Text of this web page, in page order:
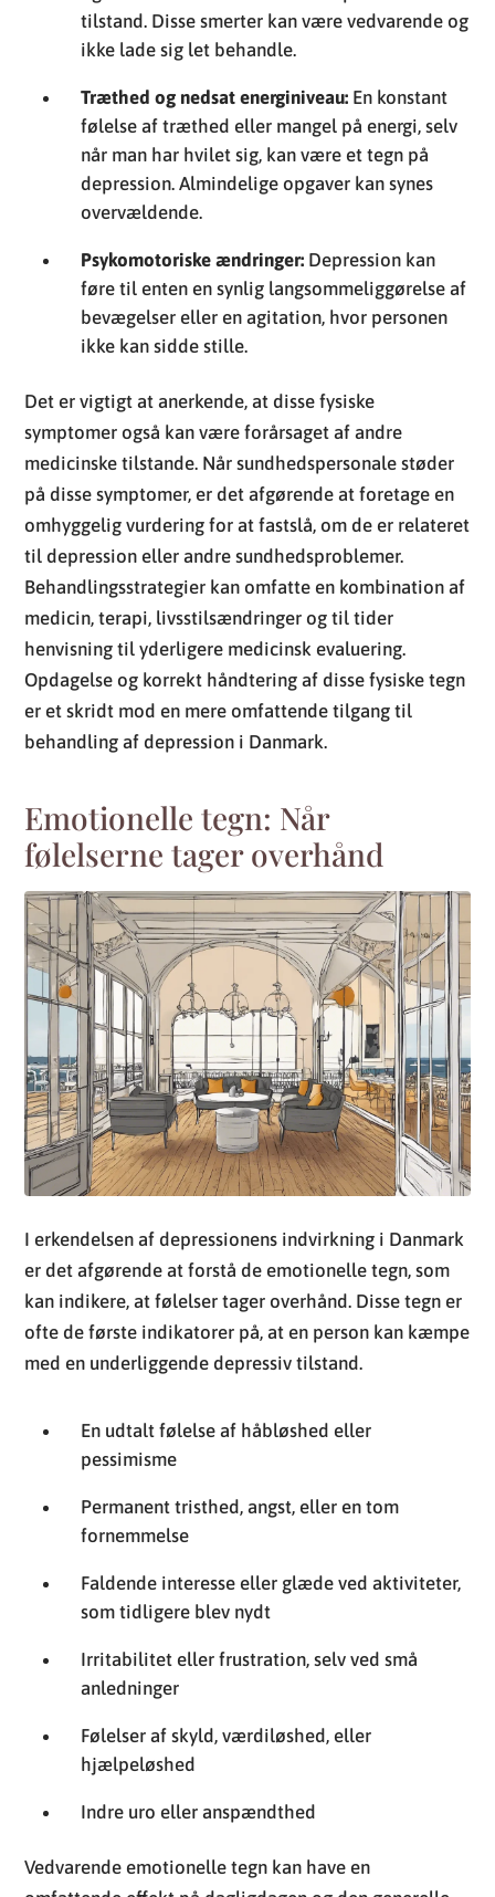
når man har hvilet sig, kan være et tegn på
depression. Almindelige opgaver kan synes
Psykomotoriske ændringer:
Depression kan
føre til enten en synlig langsommeliggørelse af
bevægelser eller en agitation, hvor personen
ikke kan sidde stille.
Det er vigtigt at anerkende, at disse fysiske
symptomer også kan være forårsaget af andre
medicinske tilstande. Når sundhedspersonale støder
på disse symptomer, er det afgørende at foretage en
til depression eller andre sundhedsproblemer.
Behandlingsstrategier kan omfatte en kombination af
medicin, terapi, livsstilsændringer og til tider
henvisning til yderligere medicinsk evaluering.
Opdagelse og korrekt håndtering af disse fysiske tegn
er et skridt mod en mere omfattende tilgang til
behandling af depression i Danmark.
Emotionelle tegn: Når
følelserne tager overhånd
I erkendelsen af depressionens indvirkning i Danmark
er det afgørende at forstå de emotionelle tegn, som
kan indikere, at følelser tager overhånd. Disse tegn er
ofte de første indikatorer på, at en person kan kæmpe
En udtalt følelse af håbløshed eller
pessimisme
Permanent tristhed, angst, eller en tom
Faldende interesse eller glæde ved aktiviteter,
som tidligere blev nydt
Irritabilitet eller frustration, selv ved små
anledninger
Følelser af skyld, værdiløshed, eller
hjælpeløshed
Indre uro eller anspændthed
Vedvarende emotionelle tegn kan have en
omfattende effekt på dagligdagen og den generelle
tidligt og søge støtte eller behandling. I Danmark
psykologhjælp via egen læge, og forskellige strategier